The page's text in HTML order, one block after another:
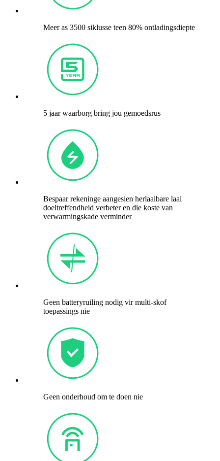
Meer as 3500 siklusse teen 80% ontladingsdiepte
5 jaar waarborg bring jou gemoedsrus
Bespaar rekeninge aangesien herlaaibare laai
doeltreffendheid verbeter en die koste van
verwarmingskade verminder
Geen batteryruiling nodig vir multi-skof
toepassings nie
Geen onderhoud om te doen nie